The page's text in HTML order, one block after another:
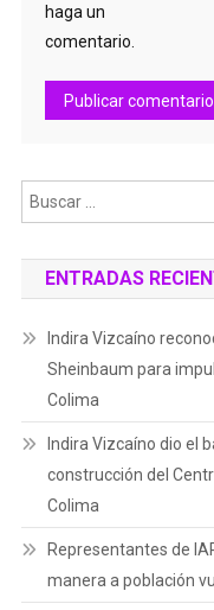
haga un
comentario.
ENTRADAS
Indira Vizcaíno
Sheinbaum para
Colima
Indira Vizcaíno dio el
construcción del
Colima
Representantes de
manera a población